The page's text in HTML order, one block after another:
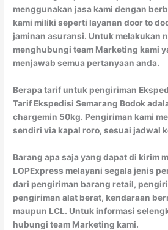
menggunakan jasa kami dengan
kami miliki seperti layanan door to
jaminan asuransi. Untuk melakukan
menghubungi team Marketing kami
menjawab semua pertanyaan anda.
Berapa tarif untuk pengiriman
Tarif Ekspedisi Semarang Bodok
chargemin 50kg. Pengiriman kami
sendiri via kapal roro, sesuai jadwal
Barang apa saja yang dapat di kirim
LOPExpress melayani segala jenis
dari pengiriman barang retail,
pengiriman alat berat, kendaraan
maupun LCL. Untuk informasi
hubungi team Marketing kami.